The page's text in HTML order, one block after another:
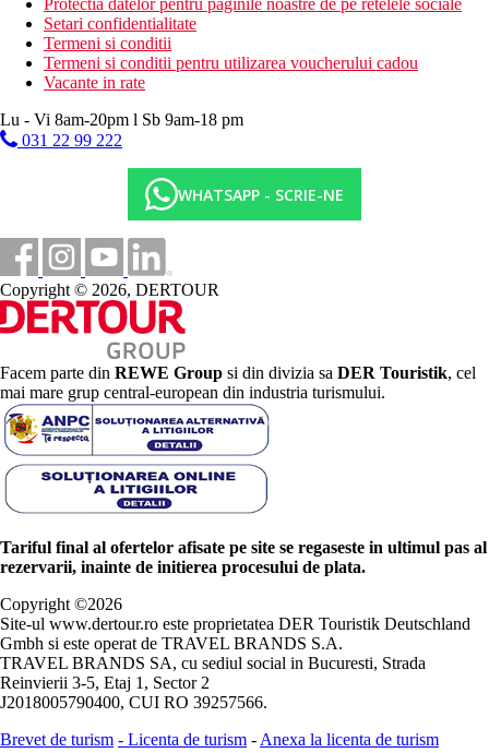
Protectia datelor pentru paginile noastre de pe retelele sociale
Setari confidentialitate
Termeni si conditii
Termeni si conditii pentru utilizarea voucherului cadou
Vacante in rate
Lu - Vi 8am-20pm l Sb 9am-18 pm
031 22 99 222
WHATSAPP - SCRIE-NE
Copyright © 2026, DERTOUR
Facem parte din REWE Group si din divizia sa DER Touristik, cel
mai mare grup central-european din industria turismului.
Tariful final al ofertelor afisate pe site se regaseste in ultimul pas al
rezervarii, inainte de initierea procesului de plata.
Copyright ©2026
Site-ul www.dertour.ro este proprietatea DER Touristik Deutschland
Gmbh si este operat de TRAVEL BRANDS S.A.
TRAVEL BRANDS SA, cu sediul social in Bucuresti, Strada
Reinvierii 3-5, Etaj 1, Sector 2
J2018005790400, CUI RO 39257566.
Brevet de turism - Licenta de turism - Anexa la licenta de turism